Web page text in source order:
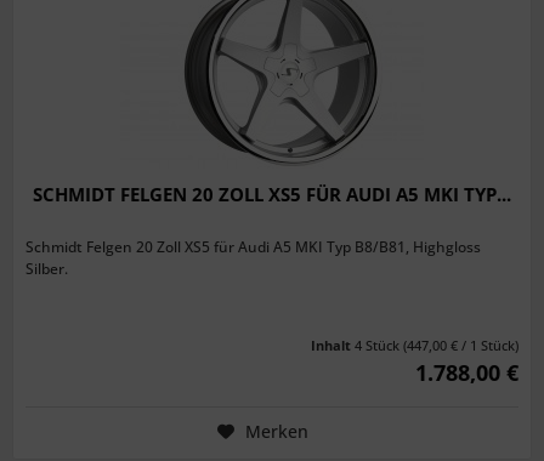
SCHMIDT FELGEN 20 ZOLL XS5 FÜR AUDI A5 MKI TYP...
Schmidt Felgen 20 Zoll XS5 für Audi A5 MKI Typ B8/B81, Highgloss
Silber.
Inhalt 4 Stück (447,00 € / 1 Stück)
1.788,00 €
Merken